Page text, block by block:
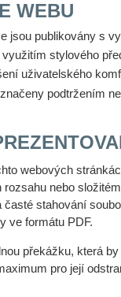
WEBU
jsou publikovány s
stylového
uživatelského
podtržením
webových
rozsahu nebo
časté stahování
ve formátu PDF.
překážku, která
pro její